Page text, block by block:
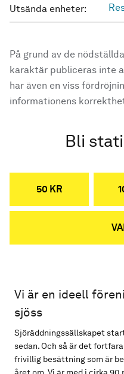
Utsända enheter:
På grund av de
karaktär publiceras inte
har även en viss
informationens
Bli
50 KR
Vi är en ideell
sjöss
Sjöräddningssällskapet
sedan. Och så är det
frivillig besättning som är